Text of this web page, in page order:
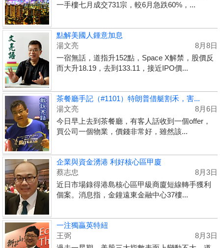
一手樓七月成交731宗，較6月急跌60%，...
點解美國人鍾意加息
湯文亮
8月8日
一宿無話，道指升152點，Space X解禁，股價反
而大升18.19，去到133.11，接近IPO價...
茶餐廳手記（#1101）特朗普借艇割禾，害...
湯文亮
8月6日
今日早上去到茶餐廳，有客人話收到一個offer，
買公司一個物業，價錢非常好，雖然該...
企業與資金湧港 利好核心區甲廈
蔡志忠
8月3日
近日市場錄得港島核心區甲級商廈短線轉手獲利
個案。消息指，金鐘遠東金融中心37樓...
一注獨贏英特紐
王弼
8月3日